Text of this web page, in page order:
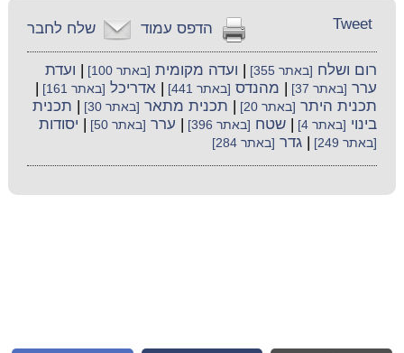
שלח לחבר הדפס עמוד Tweet
רום ושלח [באתר 355] ועדה מקומית [באתר 100]
ועדת
ערר [באתר 37] מהנדס [באתר 441] |אדריכל [באתר 161]
תכנית היתר [באתר 20] תכנית מתאר [באתר 30]
תכנית
בינוי [באתר 4] |שטח [באתר 396] ערר [באתר 50] יסודות
[באתר 249] |גדר [באתר 284]